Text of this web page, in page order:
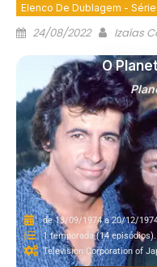
Elenco De Dublagem -
24/08/2022 Izaías
O
de 13/09/1974 a 20/12/
1 temporada (14 episódios).
Television Corporation of